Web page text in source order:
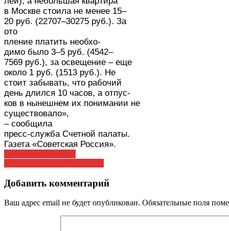
в Москве стоила не менее 15–
20 руб. (22707–30275 руб.). За
ото
пление платить необхо-
димо было 3–5 руб. (4542–
7569 руб.), за освещение – еще
около 1 руб. (1513 руб.). Не
стоит забывать, что рабочий
день длился 10 часов, а отпус-
ков в нынешнем их понимании не
существовало»,
– сообщила
пресс-служба Счетной палаты.
Газета «Советская Россия».
Навигация
по
записям
Добавить комментарий
Ваш адрес email не будет опубликован. Обязательные поля